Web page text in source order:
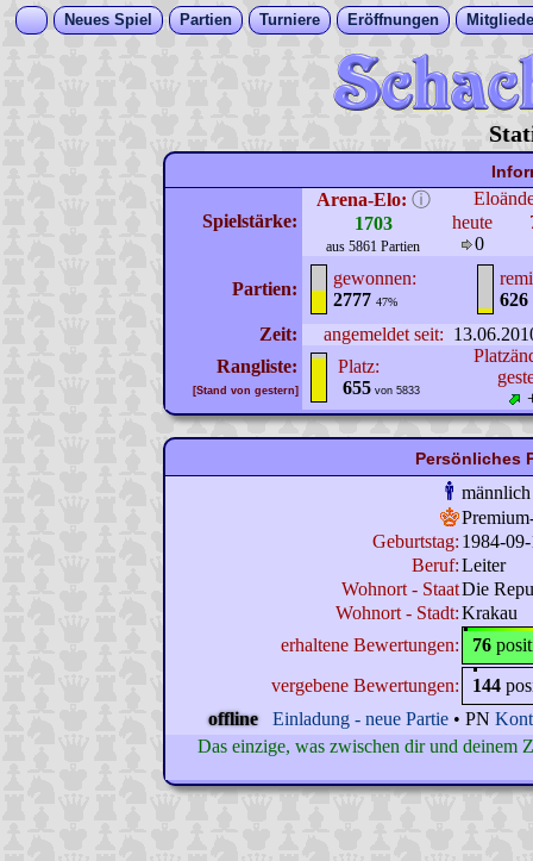
Neues Spiel Partien Turniere Eröffnungen
Spielstärke:
Arena-Elo: ⓘ
1703
aus 5861 Partien
heute
0
Partien:
gewonnen:
2777 47%
626
Zeit:
angemeldet seit:
Rangliste:
[Stand von gestern]
Platz:
655 von 5833
Persönliches
männlich
Geburtstag: 1984-
Beruf:Leiter
Wohnort - StaatDie
Wohnort - Stadt:Krakau
erhaltene Bewertungen:
76
vergebene Bewertungen:
144
offline
Einladung - neue Partie • PN
Das einzige, was zwischen dir und deinem